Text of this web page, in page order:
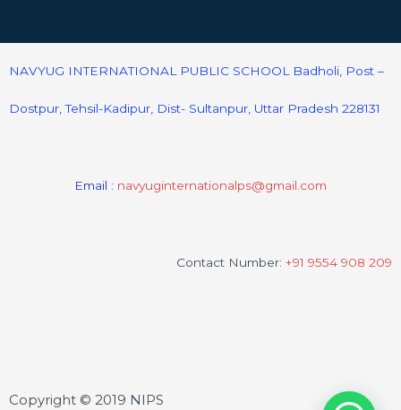
NAVYUG INTERNATIONAL PUBLIC SCHOOL Badholi, Post –
Dostpur, Tehsil-Kadipur, Dist- Sultanpur, Uttar Pradesh 228131
Email : navyuginternationalps@gmail.com
Contact Number: +91 9554 908 209
Copyright © 2019 NIPS